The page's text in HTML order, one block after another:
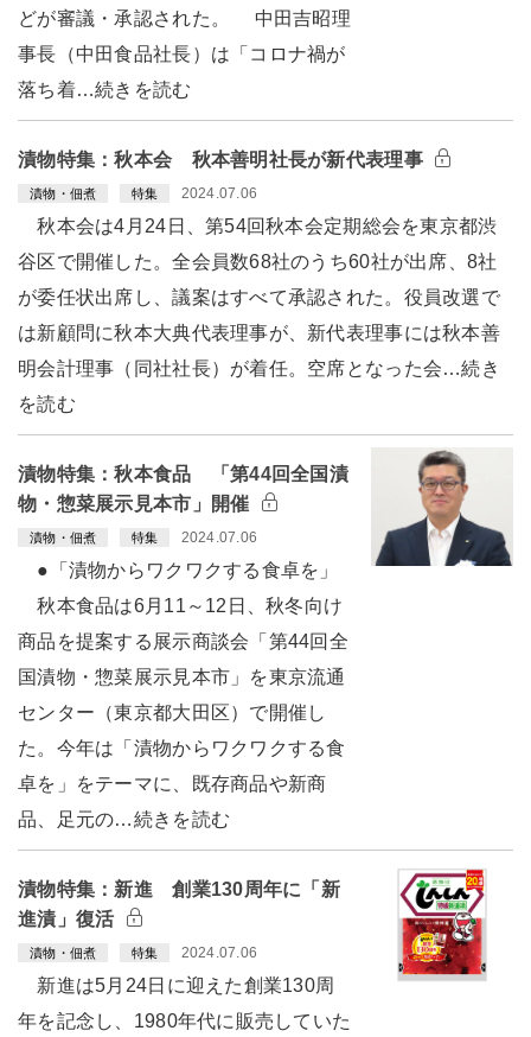
どが審議・承認された。 中田吉昭理
事長（中田食品社長）は「コロナ禍が
落ち着…続きを読む
漬物特集：秋本会 秋本善明社長が新代表理事
漬物・佃煮 特集 2024.07.06
秋本会は4月24日、第54回秋本会定期総会を東京都渋
谷区で開催した。全会員数68社のうち60社が出席、8社
が委任状出席し、議案はすべて承認された。役員改選で
は新顧問に秋本大典代表理事が、新代表理事には秋本善
明会計理事（同社社長）が着任。空席となった会…続き
を読む
漬物特集：秋本食品 「第44回全国漬
物・惣菜展示見本市」開催
漬物・佃煮 特集 2024.07.06
●「漬物からワクワクする食卓を」
秋本食品は6月11～12日、秋冬向け
商品を提案する展示商談会「第44回全
国漬物・惣菜展示見本市」を東京流通
センター（東京都大田区）で開催し
た。今年は「漬物からワクワクする食
卓を」をテーマに、既存商品や新商
品、足元の…続きを読む
漬物特集：新進 創業130周年に「新
進漬」復活
漬物・佃煮 特集 2024.07.06
新進は5月24日に迎えた創業130周
年を記念し、1980年代に販売していた